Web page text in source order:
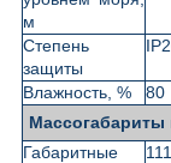
м
Степень
защиты
Влажность, %
80
Массогабариты
Габаритные